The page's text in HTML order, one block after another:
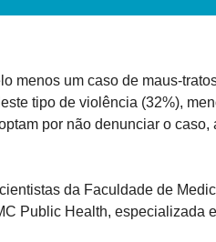
menos um caso de maus-
tipo de violência (32%),
por não denunciar o caso,
da Faculdade de
Public Health, especializada